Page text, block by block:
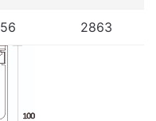
56 2863